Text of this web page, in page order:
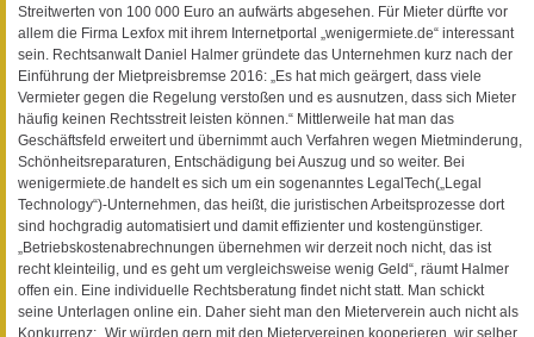
Streitwerten von 100 000 Euro an aufwärts abgesehen. Für Mieter dürfte vor
allem die Firma Lexfox mit ihrem Internetportal „wenigermiete.de“ interessant
sein. Rechtsanwalt Daniel Halmer gründete das Unternehmen kurz nach der
Einführung der Mietpreisbremse 2016: „Es hat mich geärgert, dass viele
Vermieter gegen die Regelung verstoßen und es ausnutzen, dass sich Mieter
häufig keinen Rechtsstreit leisten können.“ Mittlerweile hat man das
Geschäftsfeld erweitert und übernimmt auch Verfahren wegen Mietminderung,
Schönheitsreparaturen, Entschädigung bei Auszug und so weiter. Bei
wenigermiete.de handelt es sich um ein sogenanntes LegalTech(„Legal
Technology“)-Unternehmen, das heißt, die juristischen Arbeitsprozesse dort
sind hochgradig automatisiert und damit effizienter und kostengünstiger.
„Betriebskostenabrechnungen übernehmen wir derzeit noch nicht, das ist
recht kleinteilig, und es geht um vergleichsweise wenig Geld“, räumt Halmer
offen ein. Eine individuelle Rechtsberatung findet nicht statt. Man schickt
seine Unterlagen online ein. Daher sieht man den Mieterverein auch nicht als
Konkurrenz: „Wir würden gern mit den Mietervereinen kooperieren, wir selber